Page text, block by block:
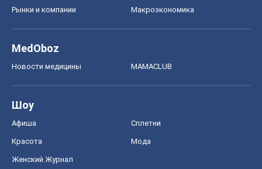
Рынки и компании Mакроэкономика
MedOboz
Новости медицины MAMACLUB
Шоу
Афиша Сплетни
Красота Мода
Женский Журнал